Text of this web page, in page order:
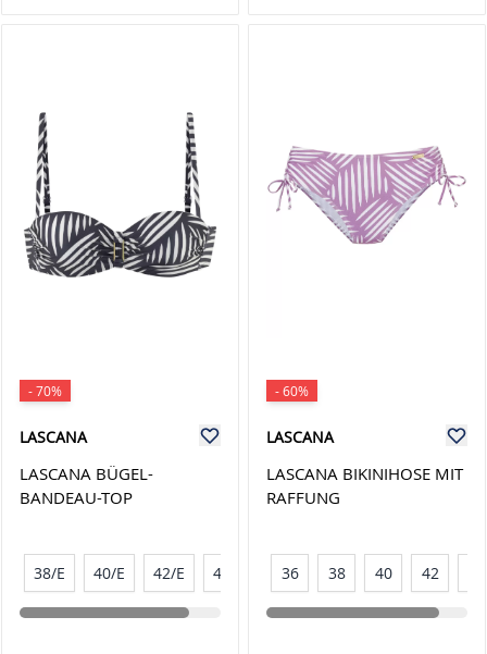
- 70%
LASCANA
LASCANA BÜGEL-
BANDEAU-TOP
38/E 40/E 42/E 44/E
- 60%
LASCANA
LASCANA BIKINIHOSE MIT
RAFFUNG
36 38 40 42